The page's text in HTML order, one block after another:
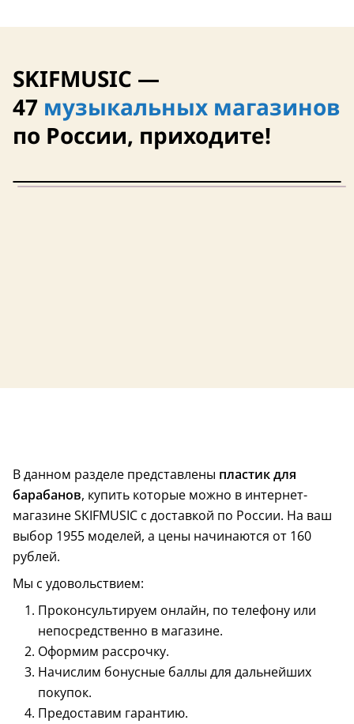
SKIFMUSIC —
47 музыкальных магазинов
по России, приходите!
В данном разделе представлены пластик для
барабанов, купить которые можно в интернет-
магазине SKIFMUSIC с доставкой по России. На ваш
выбор 1955 моделей, а цены начинаются от 160
рублей.
Мы с удовольствием:
Проконсультируем онлайн, по телефону или
непосредственно в магазине.
Оформим рассрочку.
Начислим бонусные баллы для дальнейших
покупок.
Предоставим гарантию.